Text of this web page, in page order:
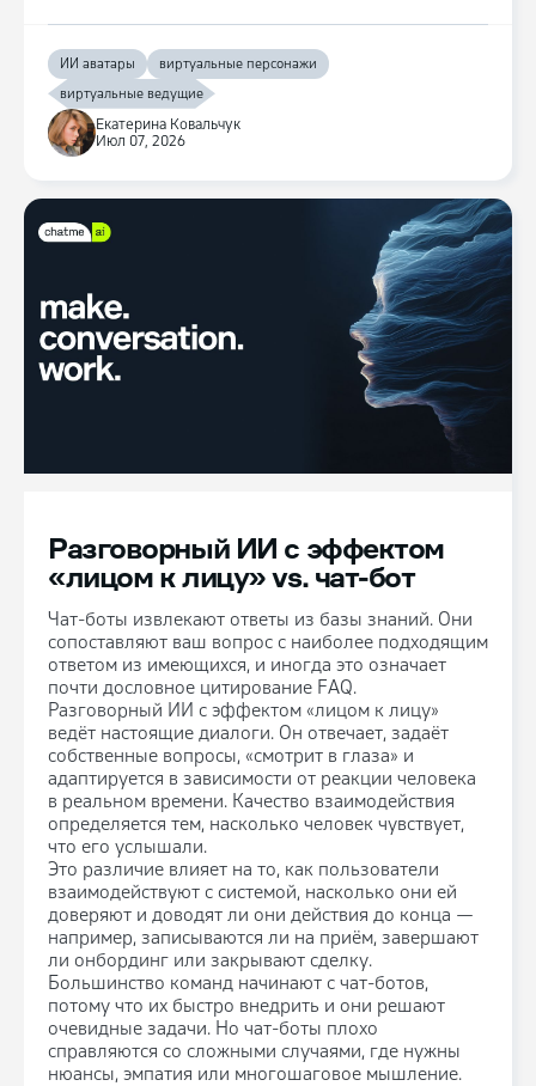
Екатерина Ковальчук
Июл 07, 2026
ИИ аватары
виртуальные персонажи
виртуальные ведущие
Разговорный ИИ с эффектом
«лицом к лицу» vs. чат-бот
Чат-боты извлекают ответы из базы знаний. Они
сопоставляют ваш вопрос с наиболее подходящим
ответом из имеющихся, и иногда это означает
почти дословное цитирование FAQ.
Разговорный ИИ с эффектом «лицом к лицу»
ведёт настоящие диалоги. Он отвечает, задаёт
собственные вопросы, «смотрит в глаза» и
адаптируется в зависимости от реакции человека
в реальном времени. Качество взаимодействия
определяется тем, насколько человек чувствует,
что его услышали.
Это различие влияет на то, как пользователи
взаимодействуют с системой, насколько они ей
доверяют и доводят ли они действия до конца —
например, записываются ли на приём, завершают
ли онбординг или закрывают сделку.
Большинство команд начинают с чат-ботов,
потому что их быстро внедрить и они решают
очевидные задачи. Но чат-боты плохо
справляются со сложными случаями, где нужны
нюансы, эмпатия или многошаговое мышление.